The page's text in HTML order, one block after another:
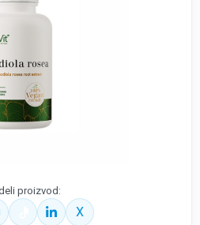
proizvod:
X